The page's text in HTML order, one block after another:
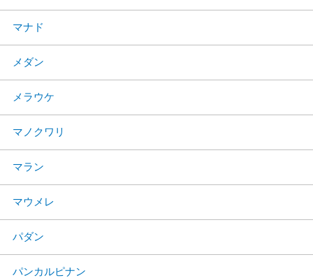
マナド
メダン
メラウケ
マノクワリ
マラン
マウメレ
パダン
パンカルピナン